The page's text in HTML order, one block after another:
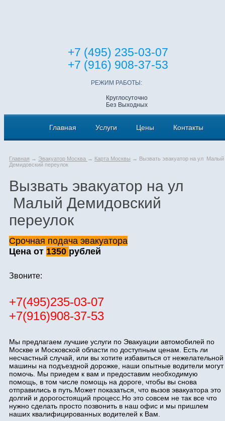
+7 (495) 235-03-07
+7 (916) 908-37-53
РЕЖИМ РАБОТЫ:
Круглосуточно
Без Выходных
Главная Услуги Цены Контакты
Главная → Эвакуатор Москва → Карта Москвы → Вызвать эвакуатор на ул Малый
Демидовский переулок
Вызвать эвакуатор на ул
Малый Демидовский
переулок
Срочная подача эвакуатора
Цена от 1350 рублей
Звоните:
+7(495)235-03-07
+7(916)908-37-53
Мы предлагаем лучшие услуги по Эвакуации автомобилей по
Москве и Московской области по доступным ценам. Есть ли
несчастный случай, или вы хотите избавиться от нежелательной
машины на подъездной дорожке, наши опытные водители могут
помочь. Мы приедем к вам и предоставим необходимую
помощь, в том числе помощь на дороге, чтобы вы снова
отправились в путь.Может показаться, что вызов эвакуатора это
долгий и дорогостоящий процесс.Но это совсем не так все что
нужно сделать просто позвонить в наш офис и мы пришлем
наших квалифицированных водителей к Вам.